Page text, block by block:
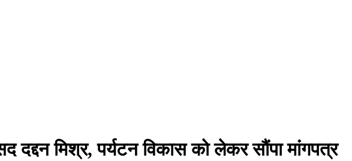
दद्दन मिश्र, पर्यटन विकास को लेकर सौंपा मांगपत्र